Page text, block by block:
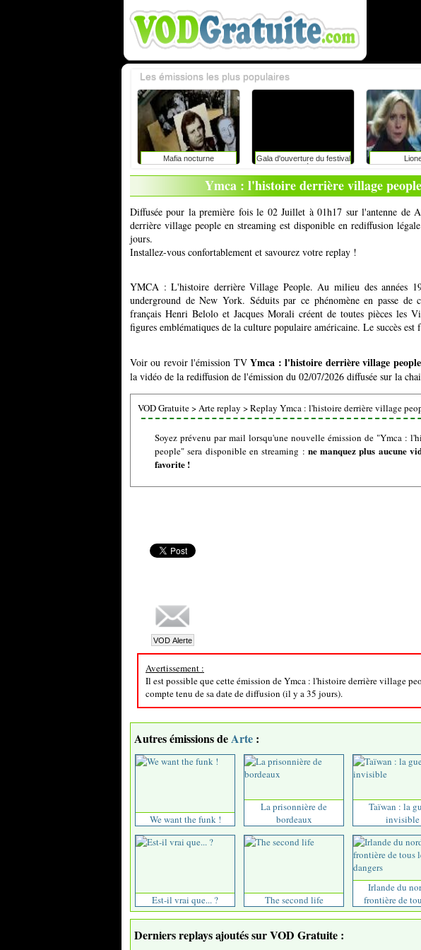
Mafia nocturne
Gala d'ouverture du festival
du rire de liège avec
caroline vigneaux: faut-il
toujours dire la vérité aux
enfants ?
Les émissions les plus populaires
Ymca : l'histoire derrière village
Diffusée pour la première fois le 02 Juillet à 01h17 sur l'antenne de
derrière village people en streaming est disponible en rediffusion
jours.
Installez-vous confortablement et savourez votre replay !
YMCA : L'histoire derrière Village People. Au milieu des années
underground de New York. Séduits par ce phénomène en passe de
français Henri Belolo et Jacques Morali créent de toutes pièces les
figures emblématiques de la culture populaire américaine. Le succès
Voir ou revoir l'émission TVYmca : l'histoire derrière village
la vidéo de la rediffusion de l'émission du 02/07/2026 diffusée sur la
VOD Gratuite>Arte replay >Replay Ymca : l'histoire derrière village
Soyez prévenu par mail lorsqu'une nouvelle émission de "Ymca :
people" sera disponible en streaming : ne manquez plus aucune
favorite !
Avertissement :
Il est possible que cette émission de Ymca : l'histoire derrière village
compte tenu de sa date de diffusion (il y a 35 jours).
Autres émissions deArte :
We want the funk !
La prisonnière de
bordeaux
Taïwan : la
invisible
Est-il vrai que... ? The second life
Irlande du
frontière de
Derniers replays ajoutés sur VOD Gratuite :